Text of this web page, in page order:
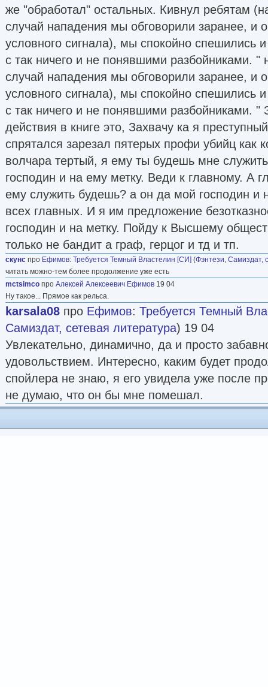
же "обработал" остальных. Кивнул ребятам
случай нападения мы обговорили заранее, и
условного сигнала), мы спокойно спешились
с так ничего и не понявшими разбойниками. "
случай нападения мы обговорили заранее, и
условного сигнала), мы спокойно спешились
с так ничего и не понявшими разбойниками.
действия в книге это, Захвачу ка я
спрятался зарезал пятерых профи убийц как
волчара тертый, я ему ты будешь мне
господин и на ему метку. Веди к главному. А
ему служить будешь? а он да мой господин и
всех главных. И я им предложение
господин и на метку. Пойду к Высшему
только не бандит а граф, герцог и тд и тп.
скунс про Ефимов: Требуется Темный Властелин [СИ] (Фэнтези, Самиздат,
читать можно-тем более продолжение уже есть
mctsimco про Алексей Алексеевич Ефимов 19 04
Ну такое... Прямое как рельса.
karsala08 про Ефимов: Требуется Темный
Самиздат, сетевая литература) 19 04
Увлекательно, динамично, да и просто
удовольствием. Интересно, каким будет
спойлера не знаю, я его увидела уже после
не думаю, что он бы мне помешал.